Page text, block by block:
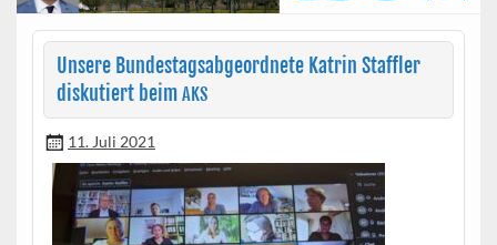
Unsere Bundestagsabgeordnete Katrin Staffler
diskutiert beimAKS
11. Juli 2021